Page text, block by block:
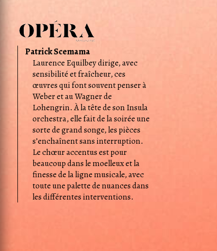
Patrick Scemama
Laurence Equilbey dirige, avec
sensibilité et fraîcheur, ces
œuvres qui font souvent penser à
Weber et au Wagner de
Lohengrin. À la tête de son Insula
orchestra, elle fait de la soirée une
sorte de grand songe, les pièces
s’enchaînent sans interruption.
Le chœur accentus est pour
beaucoup dans le moelleux et la
finesse de la ligne musicale, avec
toute une palette de nuances dans
les différentes interventions.